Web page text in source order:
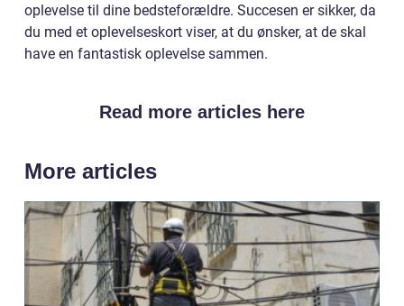
oplevelse til dine bedsteforældre. Succesen er sikker, da
du med et oplevelseskort viser, at du ønsker, at de skal
have en fantastisk oplevelse sammen.
Read more articles here
More articles